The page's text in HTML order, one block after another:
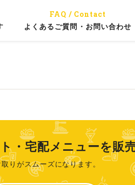
FAQ / Contact
よくあるご質問・お問い合わせ
・宅配メニューを販
りがスムーズになります。